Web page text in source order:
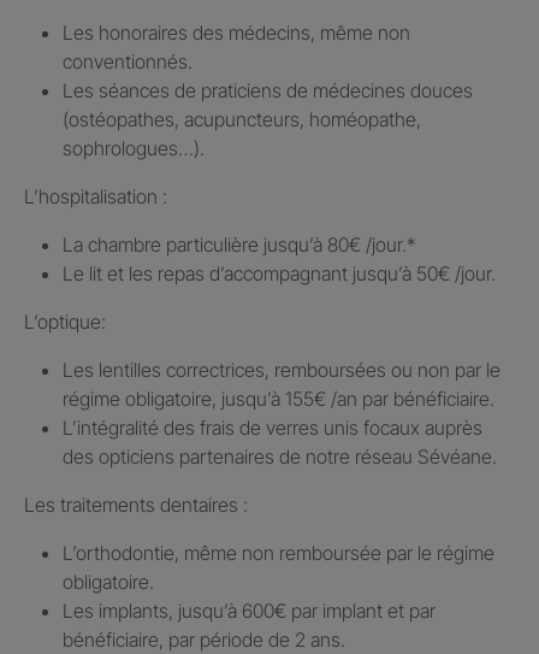
Les honoraires des médecins, même non
conventionnés.​
Les séances de praticiens de médecines douces
(ostéopathes, acupuncteurs, homéopathe,
sophrologues…).​
L’hospitalisation : ​
La chambre particulière jusqu’à 80€ /jour.​*
Le lit et les repas d’accompagnant jusqu’à 50€ /jour.​
L’optique:
Les lentilles correctrices, remboursées ou non par le
régime obligatoire, jusqu’à 155€ /an par bénéficiaire.​
L’intégralité des frais de verres unis focaux auprès
des opticiens partenaires de notre réseau Sévéane.​
Les traitements dentaires : ​
L’orthodontie, même non remboursée par le régime
obligatoire.​
Les implants, jusqu’à 600€ par implant et par
bénéficiaire, par période de 2 ans.